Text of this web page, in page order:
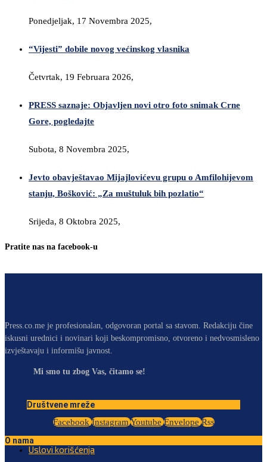
Ponedjeljak, 17 Novembra 2025,
“Vijesti” dobile novog većinskog vlasnika
Četvrtak, 19 Februara 2026,
PRESS saznaje: Objavljen novi otro foto snimak Crne
Gore, pogledajte
Subota, 8 Novembra 2025,
Jevto obavještavao Mijajlovićevu grupu o Amfilohijevom
stanju, Bošković: „Za muštuluk bih pozlatio“
Srijeda, 8 Oktobra 2025,
Pratite nas na facebook-u
Press.co.me je profesionalan, odgovoran portal sa stavom. Redakciju čine
iskusni urednici i novinari koji beskompromisno, otvoreno i nedvosmisleno
izvještavaju i informišu javnost.
Mi smo tu zbog Vas, čitamo se!
Društvene mreže
Facebook Instagram Youtube Envelope Rss
O nama
Uslovi korišćenja